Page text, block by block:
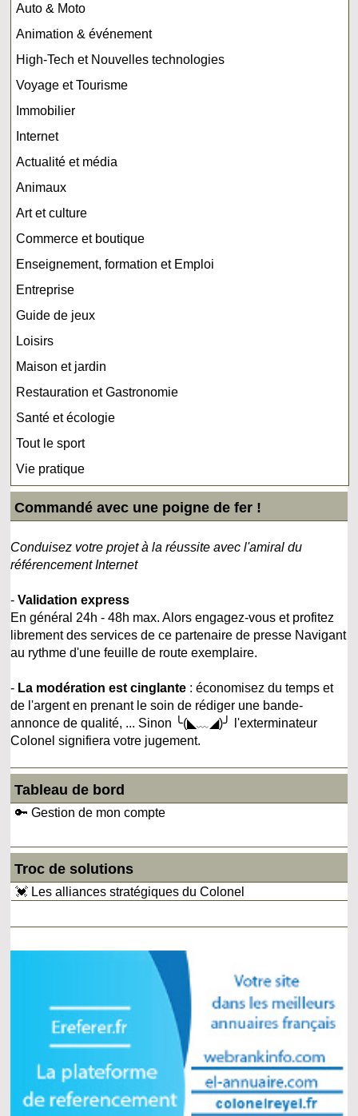
Auto & Moto
Animation & événement
High-Tech et Nouvelles technologies
Voyage et Tourisme
Immobilier
Internet
Actualité et média
Animaux
Art et culture
Commerce et boutique
Enseignement, formation et Emploi
Entreprise
Guide de jeux
Loisirs
Maison et jardin
Restauration et Gastronomie
Santé et écologie
Tout le sport
Vie pratique
Commandé avec une poigne de fer !
Conduisez votre projet à la réussite avec l'amiral du
référencement Internet
-Validation express
En général 24h - 48h max. Alors engagez-vous et profitez
librement des services de ce partenaire de presse Navigant
au rythme d'une feuille de route exemplaire.
- La modération est cinglante : économisez du temps et
de l'argent en prenant le soin de rédiger une bande-
annonce de qualité, ... Sinon ╰(◣﹏◢)╯ l'exterminateur
Colonel signifiera votre jugement.
Tableau de bord
🔑 Gestion de mon compte
Troc de solutions
💓 Les alliances stratégiques du Colonel